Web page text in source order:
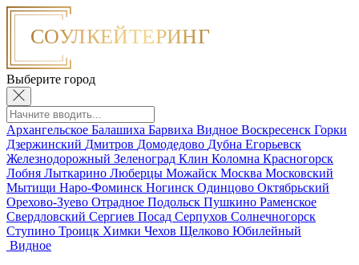
Выберите город
Архангельское Балашиха Барвиха Видное Воскресенск Горки
Дзержинский Дмитров Домодедово Дубна Егорьевск
Железнодорожный Зеленоград Клин Коломна Красногорск
Лобня Лыткарино Люберцы Можайск Москва Московский
Мытищи Наро-Фоминск Ногинск Одинцово Октябрьский
Орехово-Зуево Отрадное Подольск Пушкино Раменское
Свердловский Сергиев Посад Серпухов Солнечногорск
Ступино Троицк Химки Чехов Щелково Юбилейный
Видное